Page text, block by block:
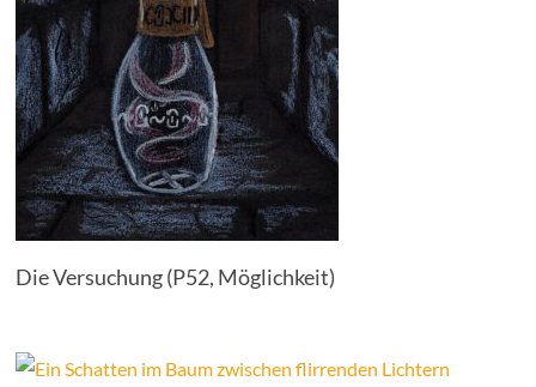
Die Versuchung (P52, Möglichkeit)